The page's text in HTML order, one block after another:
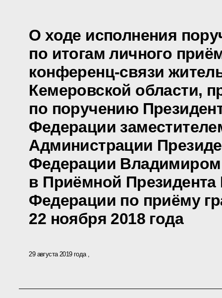
О ходе исполнения
по итогам личного
конференц-связи
Кемеровской области,
по поручению
Федерации
Администрации
Федерации Владимиром
в Приёмной Президента
Федерации по приёму
22 ноября 2018 года
29 августа 2019 года